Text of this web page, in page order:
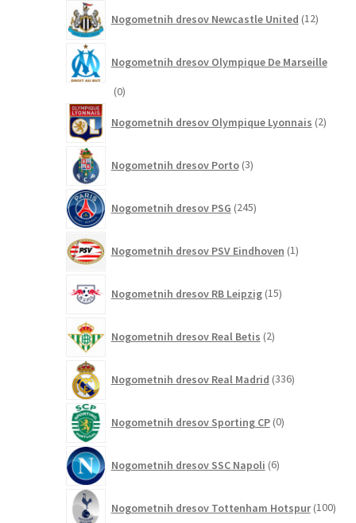
Nogometnih dresov Newcastle United 12izdelkov
Nogometnih dresov Olympique De Marseille
00
Nogometnih dresov Olympique Lyonnais 2izdelka
Nogometnih dresov Porto 3izdelki
Nogometnih dresov PSG 245izdelkov
Nogometnih dresov PSV Eindhoven 1izdelek
Nogometnih dresov RB Leipzig 15izdelkov
Nogometnih dresov Real Betis 2izdelka
Nogometnih dresov Real Madrid 336izdelkov
Nogometnih dresov Sporting CP 0izdelkov
Nogometnih dresov SSC Napoli 6izdelkov
Nogometnih dresov Tottenham Hotspur 100